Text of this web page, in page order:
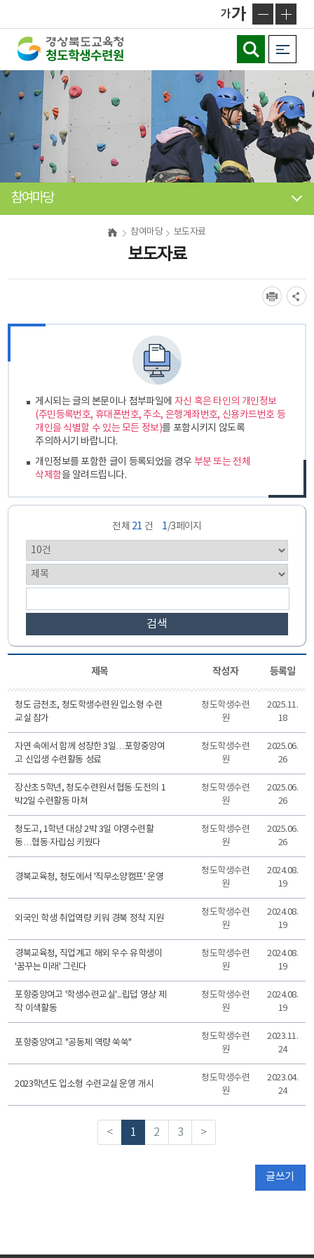
가가
인
바
가
기
참여마당
참여마당 보도자료
보도자료
게시되는 글의 본문이나 첨부파일에 자신 혹은 타인의 개인정보
(주민등록번호, 휴대폰번호, 주소, 은행계좌번호, 신용카드번호 등
개인을 식별할 수 있는 모든 정보)를 포함시키지 않도록
주의하시기 바랍니다.
개인정보를 포함한 글이 등록되었을 경우 부분 또는 전체
삭제함을 알려드립니다.
전체 21 건 1/3페이지
검색
제목 작성자 등록일
청도 금천초, 청도학생수련원 입소형 수련
교실 참가
청도학생수련
원
2025.11.
18
자연 속에서 함께 성장한 3일…포항중앙여
고 신입생 수련활동 성료
청도학생수련
원
2025.06.
26
장산초 5학년, 청도수련원서 협동·도전의 1
박2일 수련활동 마쳐
청도학생수련
원
2025.06.
26
청도고, 1학년 대상 2박 3일 야영수련활
동…협동·자립심 키웠다
청도학생수련
원
2025.06.
26
경북교육청, 청도에서 '직무소양캠프' 운영
청도학생수련
원
2024.08.
19
외국인 학생 취업역량 키워 경북 정착 지원
청도학생수련
원
2024.08.
19
경북교육청, 직업계고 해외 우수 유학생이
'꿈꾸는 미래' 그린다
청도학생수련
원
2024.08.
19
포항중앙여고 '학생수련교실'...립덥 영상 제
작 이색활동
청도학생수련
원
2024.08.
19
포항중앙여고 "공동체 역량 쑥쑥"
청도학생수련
원
2023.11.
24
2023학년도 입소형 수련교실 운영 개시
청도학생수련
원
2023.04.
24
< 1 2 3 >
글쓰기